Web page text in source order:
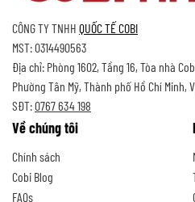
CÔNG TY TNHH QUỐC TẾ COBI
MST: 0314490563
Địa chỉ: Phòng 1602, Tầng 16, Tòa nhà
Phường Tân Mỹ, Thành phố Hồ Chí Minh,
SĐT:0767 634 198
Về chúng tôi
Chính sách
Cobi Blog
FAQs